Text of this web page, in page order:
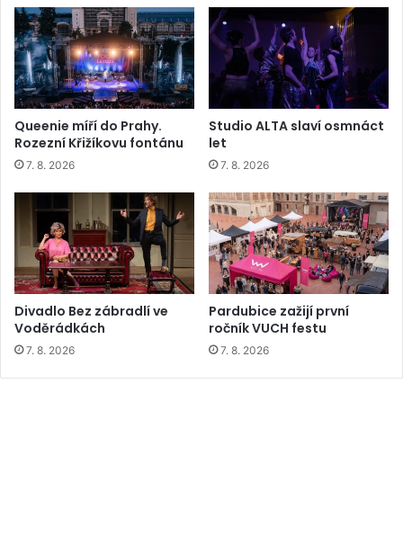
Queenie míří do Prahy.
Rozezní Křižíkovu fontánu
7. 8. 2026
Studio ALTA slaví osmnáct
let
7. 8. 2026
Divadlo Bez zábradlí ve
Voděrádkách
7. 8. 2026
Pardubice zažijí první
ročník VUCH festu
7. 8. 2026